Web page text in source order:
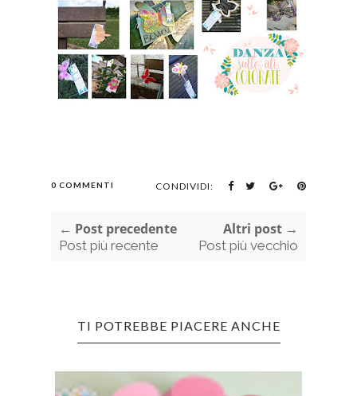
0 COMMENTI CONDIVIDI:
← Post precedente
Post più recente
Altri post →
Post più vecchio
TI POTREBBE PIACERE ANCHE